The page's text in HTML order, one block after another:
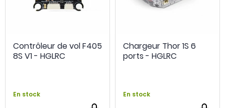
Contrôleur de vol F405
8S V1 - HGLRC
En stock
Chargeur Thor 1S 6
ports - HGLRC
En stock